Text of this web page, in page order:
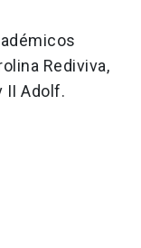
Rediviva,
II Adolf.